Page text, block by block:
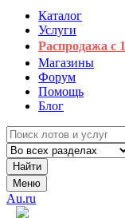
Каталог
Услуги
Распродажа с 1
Магазины
Форум
Помощь
Блог
Найти
Меню
Au.ru